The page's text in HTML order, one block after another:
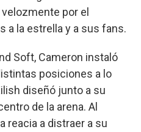
por el
a la estrella y a sus fans.
Soft, Cameron instaló
posiciones a lo
diseñó junto a su
de la arena. Al
reacia a distraer a su